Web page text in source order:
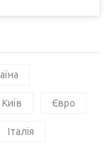
Київ Євро
Італія